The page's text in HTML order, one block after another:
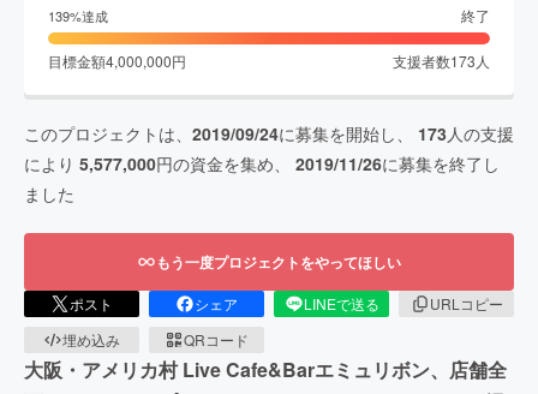
139%達成 終了
目標金額4,000,000円 支援者数173 人
このプロジェクトは、 2019/09/24に募集を開始し、 173人の支援
により 5,577,000円の資金を集め、 2019/11/26に募集を終了し
ました
もう一度プロジェクトをやってほしい
ポスト シェア LINEで送る
URLコピー
埋め込み
QRコード
大阪・アメリカ村 Live Cafe&Barエミュリボン、店舗全